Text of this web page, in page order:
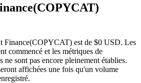
comme garantie
Finance(COPYCAT) est de $0 USD. Les
commencé et les métriques de
ne sont pas encore pleinement établies.
affichées une fois qu'un volume